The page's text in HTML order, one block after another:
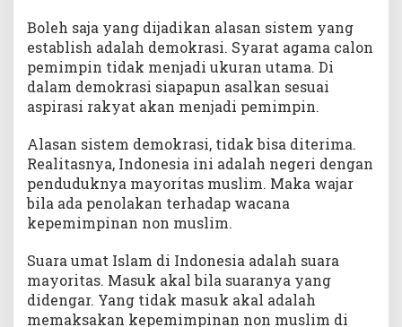
Boleh saja yang dijadikan alasan sistem yang
establish adalah demokrasi. Syarat agama calon
pemimpin tidak menjadi ukuran utama. Di
dalam demokrasi siapapun asalkan sesuai
aspirasi rakyat akan menjadi pemimpin.
Alasan sistem demokrasi, tidak bisa diterima.
Realitasnya, Indonesia ini adalah negeri dengan
penduduknya mayoritas muslim. Maka wajar
bila ada penolakan terhadap wacana
kepemimpinan non muslim.
Suara umat Islam di Indonesia adalah suara
mayoritas. Masuk akal bila suaranya yang
didengar. Yang tidak masuk akal adalah
memaksakan kepemimpinan non muslim di